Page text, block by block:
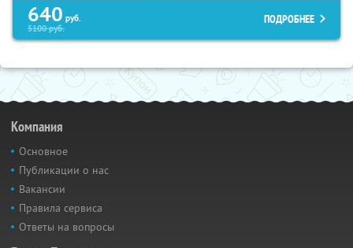
640 руб.
5100руб.
ПОДРОБНЕЕ
Компания
Основное
Публикации о нас
Вакансии
Правила сервиса
Ответы на вопросы